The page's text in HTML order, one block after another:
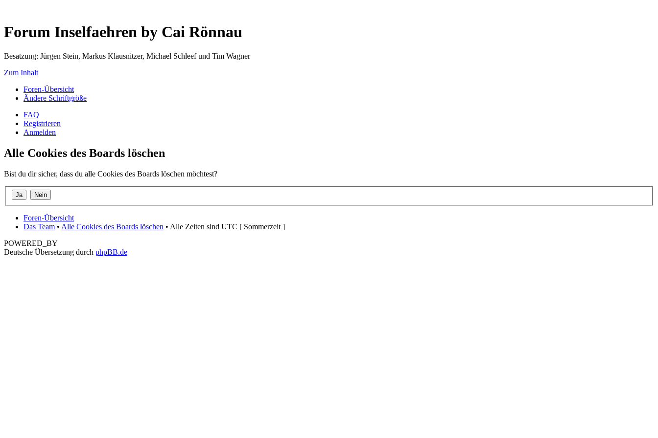
Forum Inselfaehren by Cai Rönnau
Besatzung: Jürgen Stein, Markus Klausnitzer, Michael Schleef und Tim Wagner
Zum Inhalt
Foren-Übersicht
Ändere Schriftgröße
FAQ
Registrieren
Anmelden
Alle Cookies des Boards löschen
Bist du dir sicher, dass du alle Cookies des Boards löschen möchtest?
Foren-Übersicht
Das Team • Alle Cookies des Boards löschen • Alle Zeiten sind UTC [ Sommerzeit ]
POWERED_BY
Deutsche Übersetzung durch phpBB.de